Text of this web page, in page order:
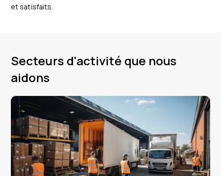
et satisfaits.
Secteurs d'activité que nous
aidons